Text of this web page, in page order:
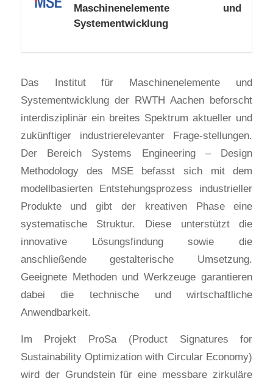
Maschinenelemente und
Systementwicklung
Das Institut für Maschinenelemente und
Systementwicklung der RWTH Aachen beforscht
interdisziplinär ein breites Spektrum aktueller und
zukünftiger industrierelevanter Frage-stellungen.
Der Bereich Systems Engineering – Design
Methodology des MSE befasst sich mit dem
modellbasierten Entstehungsprozess industrieller
Produkte und gibt der kreativen Phase eine
systematische Struktur. Diese unterstützt die
innovative Lösungsfindung sowie die
anschließende gestalterische Umsetzung.
Geeignete Methoden und Werkzeuge garantieren
dabei die technische und wirtschaftliche
Anwendbarkeit.
Im Projekt ProSa (Product Signatures for
Sustainability Optimization with Circular Economy)
wird der Grundstein für eine messbare zirkuläre